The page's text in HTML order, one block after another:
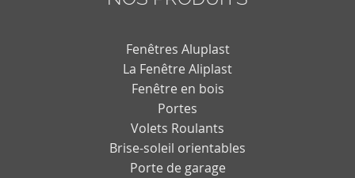
Fenêtres Aluplast
La Fenêtre Aliplast
Fenêtre en bois
Portes
Volets Roulants
Brise-soleil orientables
Porte de garage